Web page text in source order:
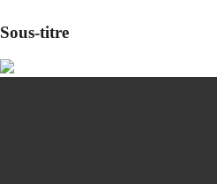
Sous-titre